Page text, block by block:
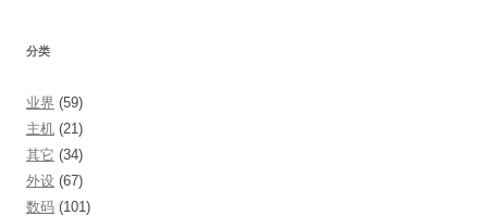
分类
业界 (59)
主机 (21)
其它 (34)
外设 (67)
数码 (101)